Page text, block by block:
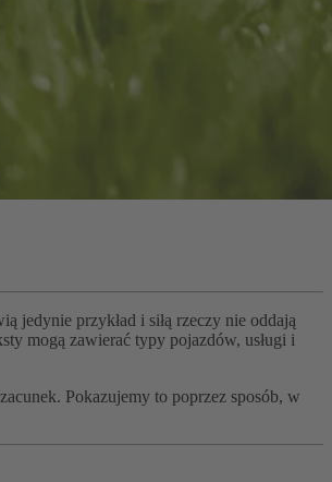
jedynie przykład i siłą rzeczy nie oddają
mogą zawierać typy pojazdów, usługi i
Pokazujemy to poprzez sposób, w